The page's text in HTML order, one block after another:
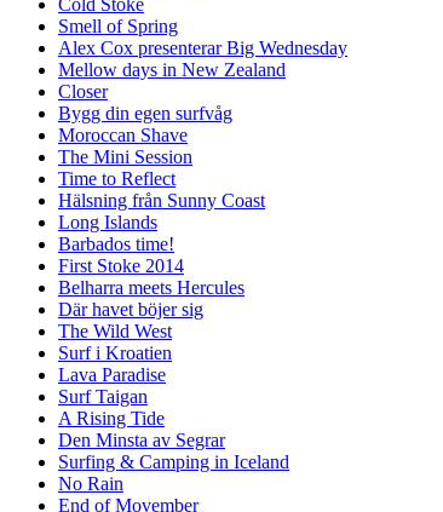
Cold Stoke
Smell of Spring
Alex Cox presenterar Big Wednesday
Mellow days in New Zealand
Closer
Bygg din egen surfvåg
Moroccan Shave
The Mini Session
Time to Reflect
Hälsning från Sunny Coast
Long Islands
Barbados time!
First Stoke 2014
Belharra meets Hercules
Där havet böjer sig
The Wild West
Surf i Kroatien
Lava Paradise
Surf Taigan
A Rising Tide
Den Minsta av Segrar
Surfing & Camping in Iceland
No Rain
End of Movember